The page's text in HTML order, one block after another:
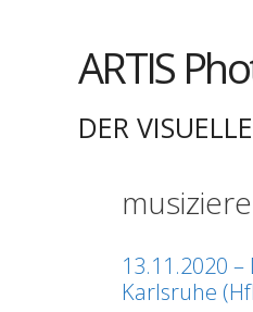
ARTIS
DER
13.11.2020
Karlsruhe